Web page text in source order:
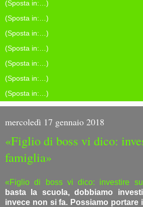
mercoledì 17 gennaio 2018
«Figlio di boss vi dico:
famiglia»
«Figlio di boss vi dico: investire
basta la scuola, dobbiamo
invece non si fa. Possiamo portare